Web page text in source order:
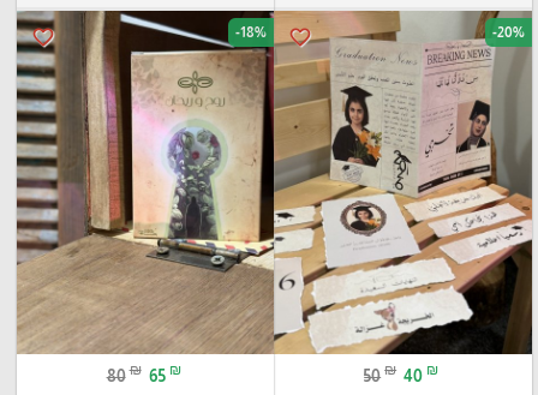
favorite_border -20%
50 ₪ 40 ₪
favorite_border -18%
80 ₪ 65 ₪